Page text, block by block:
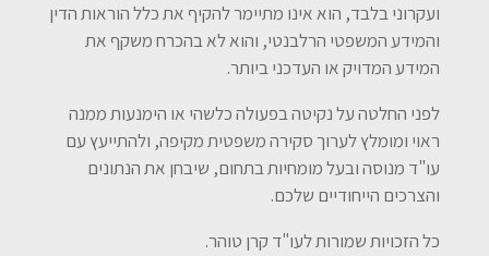
ועקרוני בלבד, הוא אינו מתיימר להקיף את כלל הוראות הדין
והמידע המשפטי הרלבנטי, והוא לא בהכרח משקף את
המידע המדויק או העדכני ביותר.
לפני החלטה על נקיטה בפעולה כלשהי או הימנעות ממנה
ראוי ומומלץ לערוך סקירה משפטית מקיפה, ולהתייעץ עם
עו"ד מנוסה ובעל מומחיות בתחום, שיבחן את הנתונים
והצרכים הייחודיים שלכם.
כל הזכויות שמורות לעו"ד קרן טוהר.